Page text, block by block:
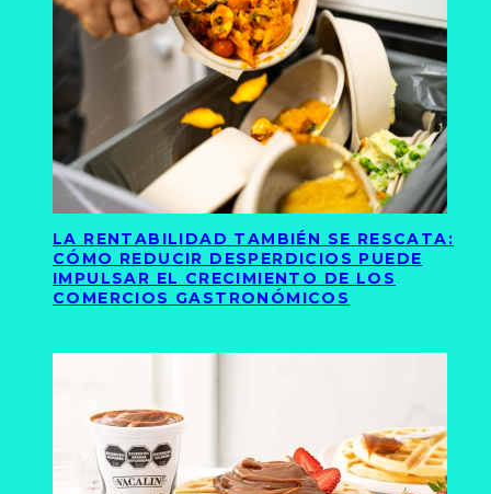
LA RENTABILIDAD TAMBIÉN SE RESCATA:
CÓMO REDUCIR DESPERDICIOS PUEDE
IMPULSAR EL CRECIMIENTO DE LOS
COMERCIOS GASTRONÓMICOS